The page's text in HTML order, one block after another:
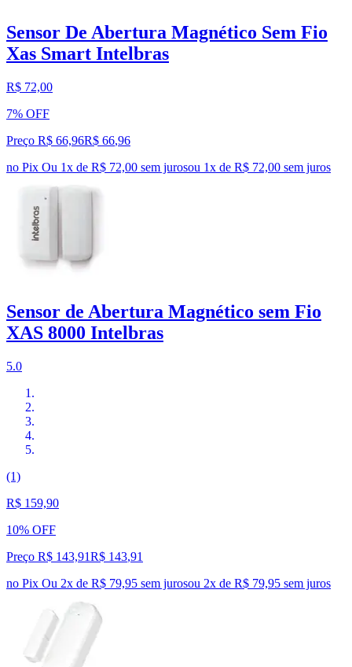
Sensor De Abertura Magnético Sem Fio
Xas Smart Intelbras
R$ 72,00
7% OFF
Preço R$ 66,96R$ 66,96
no Pix Ou 1x de R$ 72,00 sem jurosou 1x de R$ 72,00 sem juros
Sensor de Abertura Magnético sem Fio
XAS 8000 Intelbras
5.0
(1)
R$ 159,90
10% OFF
Preço R$ 143,91R$ 143,91
no Pix Ou 2x de R$ 79,95 sem jurosou 2x de R$ 79,95 sem juros